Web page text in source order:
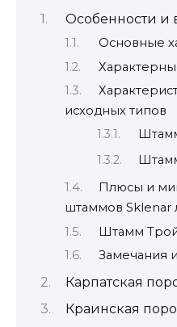
Особенности
Основные
исходных типов
Плюсы и
штаммов Sklenar
Штамм
Замечания
Карпатская
Краинская